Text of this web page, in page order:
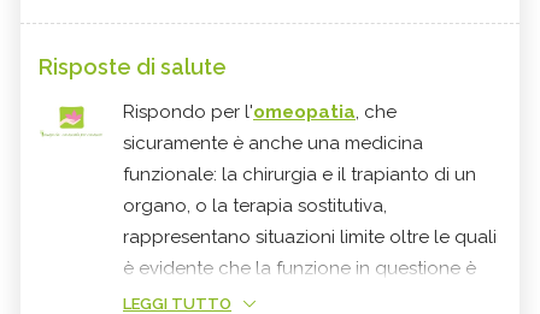
Risposte di salute
Rispondo per l'omeopatia, che
sicuramente è anche una medicina
funzionale: la chirurgia e il trapianto di un
organo, o la terapia sostitutiva,
rappresentano situazioni limite oltre le quali
è evidente che la funzione in questione è
ad un tale grado di lesione, da risultare non
LEGGI TUTTO